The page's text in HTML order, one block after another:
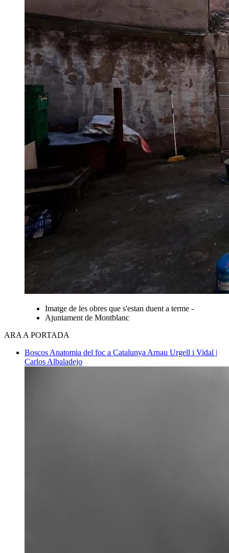
Imatge de les obres que s'estan duent a terme -
Ajuntament de Montblanc
ARA A PORTADA
Boscos Anatomia del foc a Catalunya Arnau Urgell i Vidal |
Carlos Albaladejo